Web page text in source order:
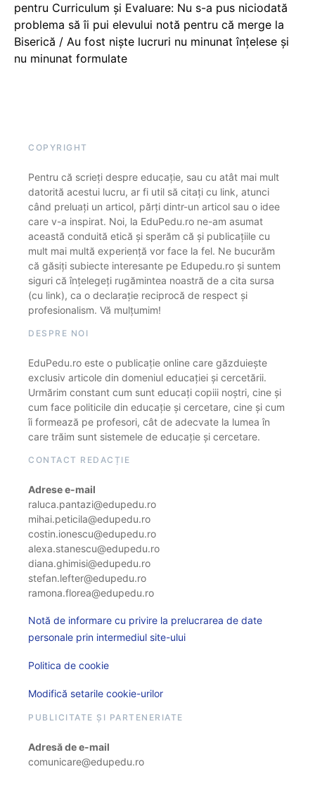
pentru Curriculum și Evaluare: Nu s-a pus niciodată
problema să îi pui elevului notă pentru că merge la
Biserică / Au fost niște lucruri nu minunat înțelese și
nu minunat formulate
COPYRIGHT
Pentru că scrieți despre educație, sau cu atât mai mult
datorită acestui lucru, ar fi util să citați cu link, atunci
când preluați un articol, părți dintr-un articol sau o idee
care v-a inspirat. Noi, la EduPedu.ro ne-am asumat
această conduită etică și sperăm că și publicațiile cu
mult mai multă experiență vor face la fel. Ne bucurăm
că găsiți subiecte interesante pe Edupedu.ro și suntem
siguri că înțelegeți rugămintea noastră de a cita sursa
(cu link), ca o declarație reciprocă de respect și
profesionalism. Vă mulțumim!
DESPRE NOI
EduPedu.ro este o publicație online care găzduiește
exclusiv articole din domeniul educației și cercetării.
Urmărim constant cum sunt educați copiii noștri, cine și
cum face politicile din educație și cercetare, cine și cum
îi formează pe profesori, cât de adecvate la lumea în
care trăim sunt sistemele de educație și cercetare.
CONTACT REDACȚIE
Adrese e-mail
raluca.pantazi@edupedu.ro
mihai.peticila@edupedu.ro
costin.ionescu@edupedu.ro
alexa.stanescu@edupedu.ro
diana.ghimisi@edupedu.ro
stefan.lefter@edupedu.ro
ramona.florea@edupedu.ro
Notă de informare cu privire la prelucrarea de date
personale prin intermediul site-ului
Politica de cookie
Modifică setarile cookie-urilor
PUBLICITATE ȘI PARTENERIATE
Adresă de e-mail
comunicare@edupedu.ro